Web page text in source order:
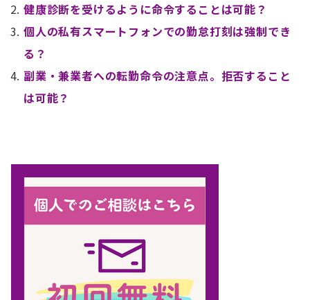
健康診断を受けるように命令することは可能？
個人の私有スマートフォンでの勤怠打刻は強制でき
る？
副業・兼業者への転勤命令の注意点。拒否すること
は可能？